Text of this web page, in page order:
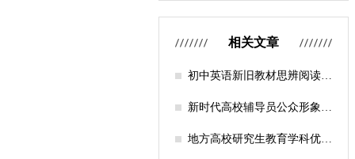
相关文章
初中英语新旧教材思辨阅读任
新时代高校辅导员公众形象塑
地方高校研究生教育学科优化